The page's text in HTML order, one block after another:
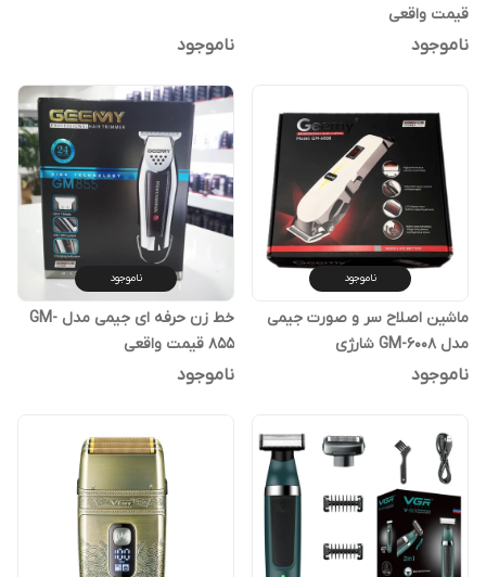
قیمت واقعی
ناموجود ناموجود
ناموجود
ماشین اصلاح سر و صورت جیمی
مدل GM-6008 شارژی
ناموجود
ناموجود
خط زن حرفه ای جیمی مدل GM-
855 قیمت واقعی
ناموجود